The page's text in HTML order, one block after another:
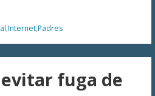
,Internet,Padres
fuga de